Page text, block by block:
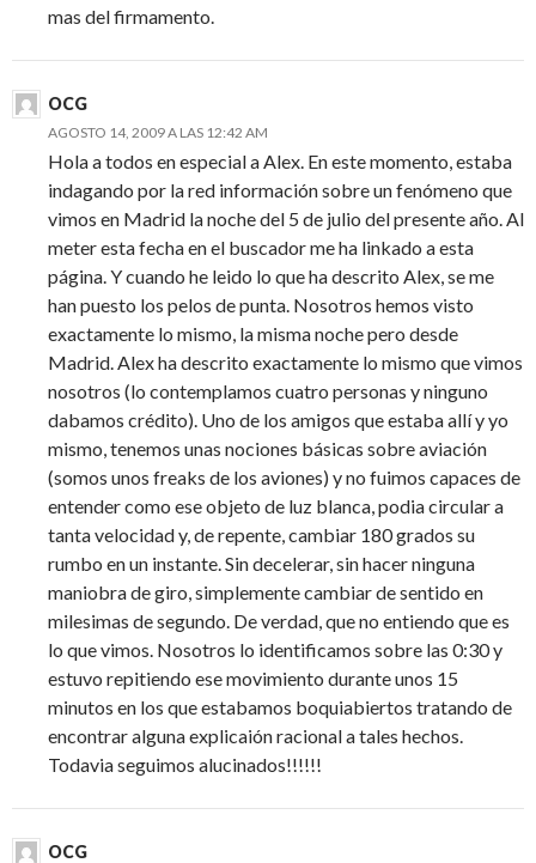
mas del firmamento.
OCG
AGOSTO 14, 2009 A LAS 12:42 AM
Hola a todos en especial a Alex. En este momento, estaba
indagando por la red información sobre un fenómeno que
vimos en Madrid la noche del 5 de julio del presente año. Al
meter esta fecha en el buscador me ha linkado a esta
página. Y cuando he leido lo que ha descrito Alex, se me
han puesto los pelos de punta. Nosotros hemos visto
exactamente lo mismo, la misma noche pero desde
Madrid. Alex ha descrito exactamente lo mismo que vimos
nosotros (lo contemplamos cuatro personas y ninguno
dabamos crédito). Uno de los amigos que estaba allí y yo
mismo, tenemos unas nociones básicas sobre aviación
(somos unos freaks de los aviones) y no fuimos capaces de
entender como ese objeto de luz blanca, podia circular a
tanta velocidad y, de repente, cambiar 180 grados su
rumbo en un instante. Sin decelerar, sin hacer ninguna
maniobra de giro, simplemente cambiar de sentido en
milesimas de segundo. De verdad, que no entiendo que es
lo que vimos. Nosotros lo identificamos sobre las 0:30 y
estuvo repitiendo ese movimiento durante unos 15
minutos en los que estabamos boquiabiertos tratando de
encontrar alguna explicaión racional a tales hechos.
Todavia seguimos alucinados!!!!!!
OCG